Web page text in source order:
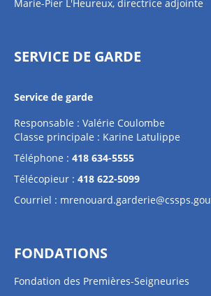
Marie-Pier L'Heureux, directrice adjointe
SERVICE DE GARDE
Service de garde
Responsable : Valérie Coulombe
Classe principale : Karine Latulippe
Téléphone : 418 634-5555
Télécopieur : 418 622-5099
Courriel :
FONDATIONS
Fondation des Premières-Seigneuries